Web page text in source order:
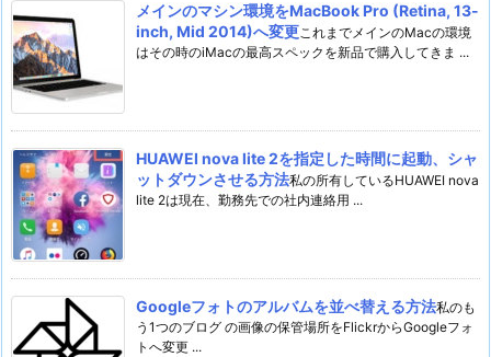
メインのマシン環境をMacBook Pro (Retina, 13-
inch, Mid 2014)へ変更これまでメインのMacの環境
はその時のiMacの最高スペックを新品で購入してきま ...
HUAWEI nova lite 2を指定した時間に起動、シャ
ットダウンさせる方法私の所有しているHUAWEI nova
lite 2は現在、勤務先での社内連絡用 ...
Googleフォトのアルバムを並べ替える方法私のも
う1つのブログ の画像の保管場所をFlickrからGoogleフォ
トへ変更 ...